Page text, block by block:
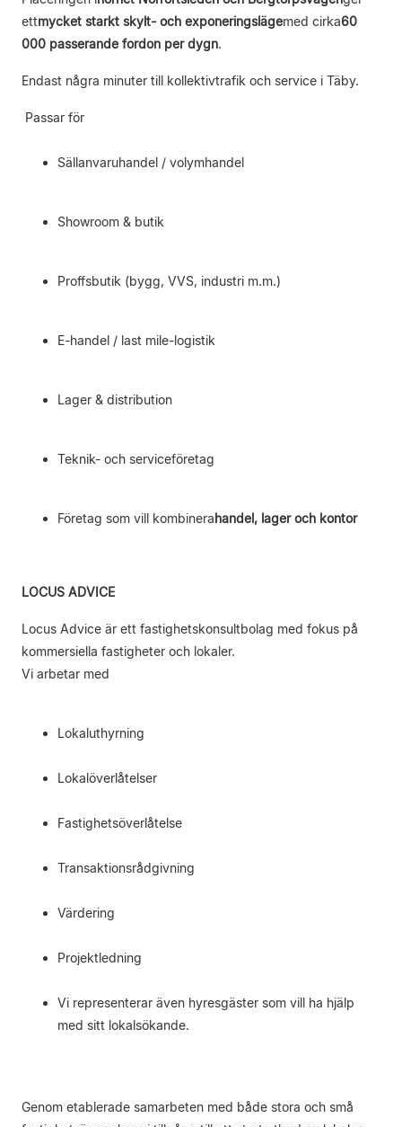
ettmycket starkt skylt- och exponeringslägemed cirka60
000 passerande fordon per dygn.
Endast några minuter till kollektivtrafik och service i Täby.
Passar för
Sällanvaruhandel / volymhandel
Showroom & butik
Proffsbutik (bygg, VVS, industri m.m.)
E-handel / last mile-logistik
Lager & distribution
Teknik- och serviceföretag
Företag som vill kombinerahandel, lager och kontor
LOCUS ADVICE
Locus Advice är ett fastighetskonsultbolag med fokus på
kommersiella fastigheter och lokaler.
Vi arbetar med
Lokaluthyrning
Lokalöverlåtelser
Fastighetsöverlåtelse
Transaktionsrådgivning
Värdering
Projektledning
Vi representerar även hyresgäster som vill ha hjälp
med sitt lokalsökande.
Genom etablerade samarbeten med både stora och små